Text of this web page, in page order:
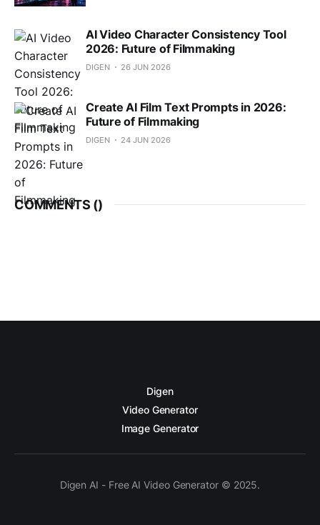
AI Video Character Consistency Tool
2026: Future of Filmmaking
DIGEN 26 JUN 2026
Create AI Film Text Prompts in 2026:
Future of Filmmaking
DIGEN 24 JUN 2026
COMMENTS ()
Digen
Video Generator
Image Generator
Digen AI - Free AI Video Generator © 2025.